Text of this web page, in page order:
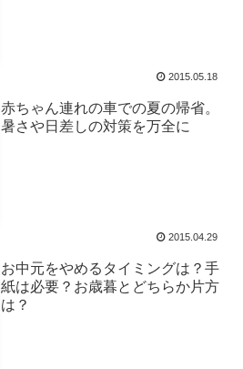
2015.05.18
赤ちゃん連れの車での夏の帰省。
暑さや日差しの対策を万全に
2015.04.29
お中元をやめるタイミングは？手
紙は必要？お歳暮とどちらか片方
は？